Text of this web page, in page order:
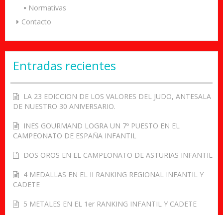
Normativas
Contacto
Entradas recientes
LA 23 EDICCION DE LOS VALORES DEL JUDO, ANTESALA
DE NUESTRO 30 ANIVERSARIO.
INES GOURMAND LOGRA UN 7º PUESTO EN EL
CAMPEONATO DE ESPAÑA INFANTIL
DOS OROS EN EL CAMPEONATO DE ASTURIAS INFANTIL
4 MEDALLAS EN EL II RANKING REGIONAL INFANTIL Y
CADETE
5 METALES EN EL 1er RANKING INFANTIL Y CADETE